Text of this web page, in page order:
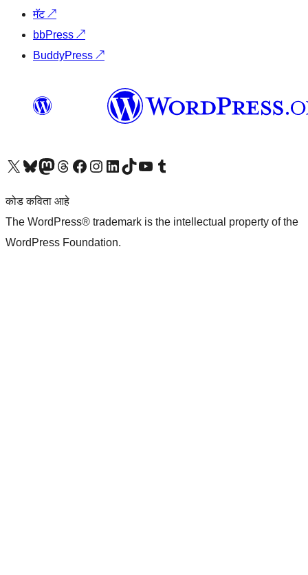
मॅट↗
bbPress ↗
BuddyPress ↗
आमच्या X (एक्स) (पूर्वीचे ट्विटर) खात्याला भेट द्या आमच्या ब्लूस्की खात्याला भेट द्या.आमच्या Mastodon खात्याला भेट द्या.आमच्या थ्रेड्स खात्याला भेट द्या. आमच्या फेसबुक पेजला भेट द्या आमच्या इंस्टाग्राम खात्याला भेट द्या आमच्या लिंक्डइन खात्याला भेट द्या आमच्या टिकटॉक अकाउंटला भेट द्या.आमच्या यूट्यूब चॅनेलला भेट द्या आमच्या टंबलर खात्याला भेट द्या.
कोड कविता आहे
The WordPress® trademark is the intellectual property of the
WordPress Foundation.